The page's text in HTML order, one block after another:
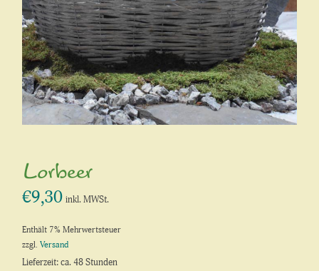
Lorbeer
€9,30 inkl. MWSt.
Enthält 7% Mehrwertsteuer
zzgl.Versand
Lieferzeit: ca. 48 Stunden